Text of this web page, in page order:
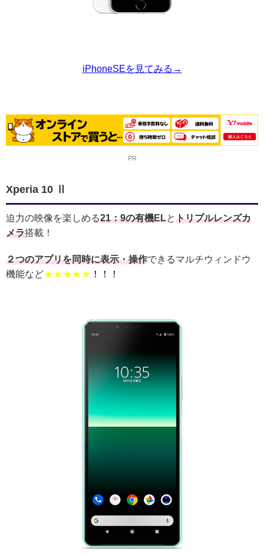
iPhoneSEを見てみる→
PR
Xperia 10 Ⅱ
迫力の映像を楽しめる21：9の有機ELとトリプルレンズカ
メラ搭載！
２つのアプリを同時に表示・操作できるマルチウィンドウ
機能など★★★★★ ！！！